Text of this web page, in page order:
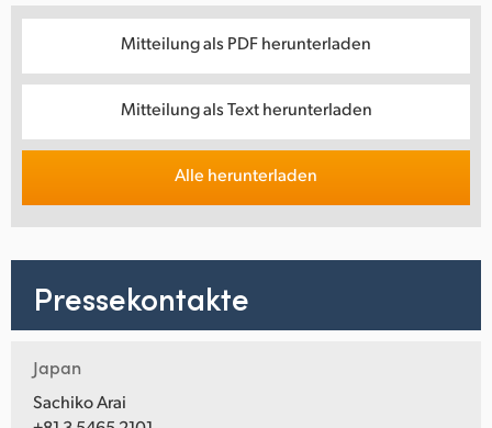
Mitteilung als PDF herunterladen
Mitteilung als Text herunterladen
Alle herunterladen
Pressekontakte
Japan
Sachiko Arai